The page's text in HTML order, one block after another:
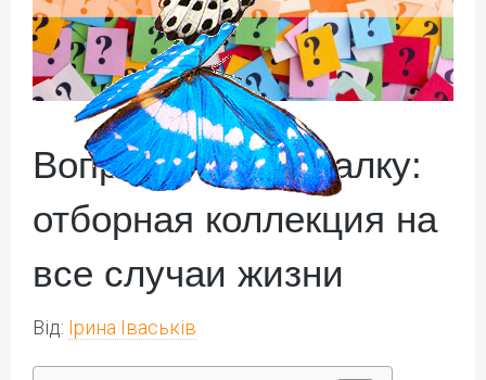
Вопросы на смекалку:
отборная коллекция на
все случаи жизни
Від: Ірина Іваськів